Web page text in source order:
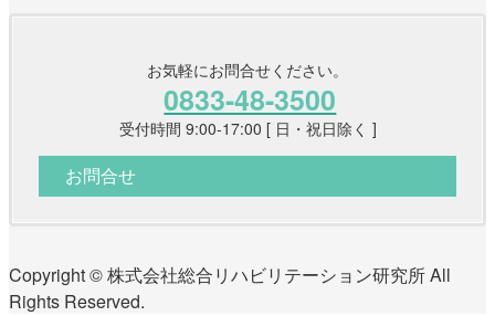
お気軽にお問合せください。
0833-48-3500
受付時間 9:00-17:00 [ 日・祝日除く ]
お問合せ
Copyright © 株式会社総合リハビリテーション研究所 All
Rights Reserved.